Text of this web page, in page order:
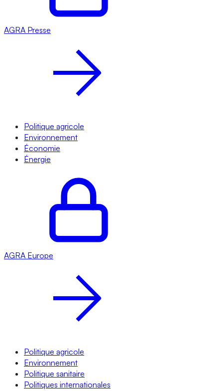
AGRA Presse
Politique agricole
Environnement
Économie
Énergie
AGRA Europe
Politique agricole
Environnement
Politique sanitaire
Politiques internationales